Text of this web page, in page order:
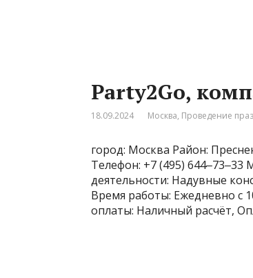
Party2Go,
18.09.2024 Москва, Проведение
город: Москва Район:
Телефон: +7 (495)
деятельности: Надувные
Время работы: Ежедневно с
оплаты: Наличный расчёт,